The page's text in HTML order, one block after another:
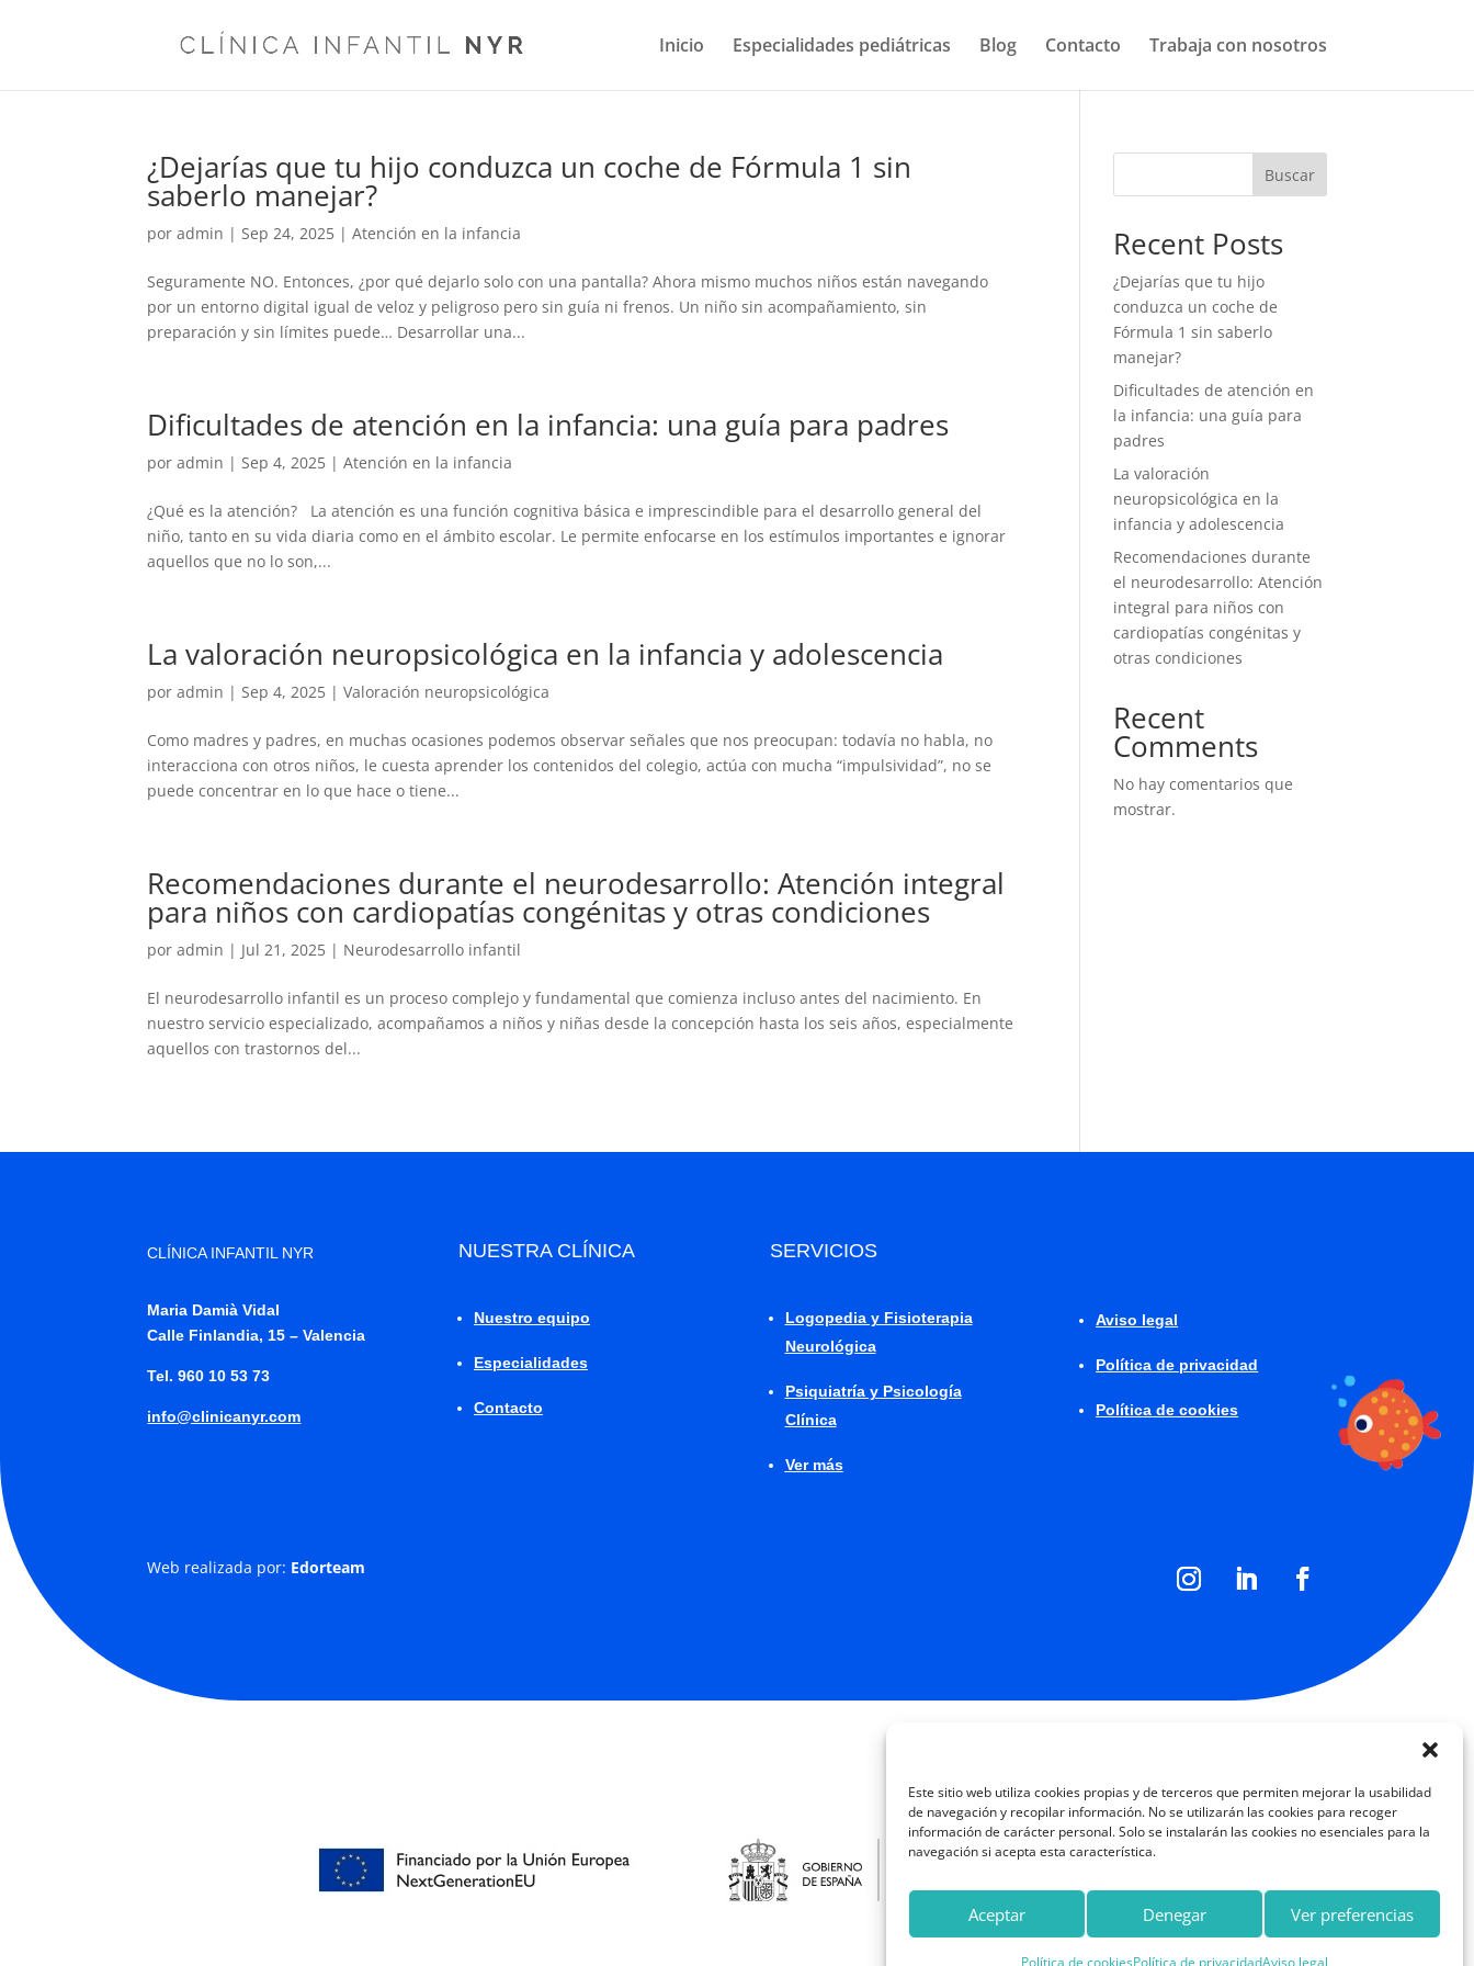
Este sitio web utiliza cookies propias y de terceros que permiten mejorar la usabilidad
de navegación y recopilar información. No se utilizarán las cookies para recoger
información de carácter personal. Solo se instalarán las cookies no esenciales para la
navegación si acepta esta característica.
Aceptar Denegar Ver preferencias
Política de cookiesPolítica de privacidadAviso legal
Inicio Especialidades pediátricas Blog Contacto Trabaja con nosotros
¿Dejarías que tu hijo conduzca un coche de Fórmula 1 sin
saberlo manejar?
poradmin |Sep 24, 2025 |Atención en la infancia
Seguramente NO. Entonces, ¿por qué dejarlo solo con una pantalla? Ahora mismo muchos niños están navegando
por un entorno digital igual de veloz y peligroso pero sin guía ni frenos. Un niño sin acompañamiento, sin
preparación y sin límites puede… Desarrollar una...
Dificultades de atención en la infancia: una guía para padres
poradmin |Sep 4, 2025 |Atención en la infancia
¿Qué es la atención? La atención es una función cognitiva básica e imprescindible para el desarrollo general del
niño, tanto en su vida diaria como en el ámbito escolar. Le permite enfocarse en los estímulos importantes e ignorar
aquellos que no lo son,...
La valoración neuropsicológica en la infancia y adolescencia
poradmin |Sep 4, 2025 |Valoración neuropsicológica
Como madres y padres, en muchas ocasiones podemos observar señales que nos preocupan: todavía no habla, no
interacciona con otros niños, le cuesta aprender los contenidos del colegio, actúa con mucha “impulsividad”, no se
puede concentrar en lo que hace o tiene...
Recomendaciones durante el neurodesarrollo: Atención integral
para niños con cardiopatías congénitas y otras condiciones
poradmin | Jul 21, 2025 | Neurodesarrollo infantil
El neurodesarrollo infantil es un proceso complejo y fundamental que comienza incluso antes del nacimiento. En
nuestro servicio especializado, acompañamos a niños y niñas desde la concepción hasta los seis años, especialmente
aquellos con trastornos del...
Buscar
Recent Posts
¿Dejarías que tu hijo
conduzca un coche de
Fórmula 1 sin saberlo
manejar?
Dificultades de atención en
la infancia: una guía para
padres
La valoración
neuropsicológica en la
infancia y adolescencia
Recomendaciones durante
el neurodesarrollo: Atención
integral para niños con
cardiopatías congénitas y
otras condiciones
Recent
Comments
No hay comentarios que
mostrar.
CLÍNICA INFANTIL NYR
Maria Damià Vidal
Calle Finlandia, 15 – Valencia
Tel. 960 10 53 73
info@clinicanyr.com
NUESTRA CLÍNICA
Nuestro equipo
Especialidades
Contacto
SERVICIOS
Logopedia y Fisioterapia
Neurológica
Psiquiatría y Psicología
Clínica
Ver más
Aviso legal
Política de privacidad
Política de cookies
Web realizada por: Edorteam